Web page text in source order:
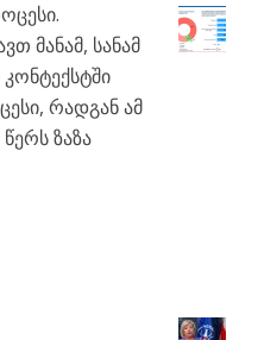
მანამ, სანამ
რადგან ამ
ზაზა